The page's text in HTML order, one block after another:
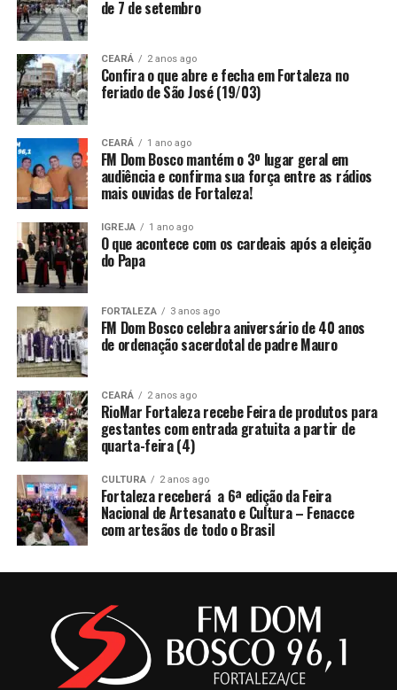
de 7 de setembro
CEARÁ 2 anos ago
Confira o que abre e fecha em Fortaleza no
feriado de São José (19/03)
CEARÁ 1 ano ago
FM Dom Bosco mantém o 3º lugar geral em
audiência e confirma sua força entre as rádios
mais ouvidas de Fortaleza!
IGREJA 1 ano ago
O que acontece com os cardeais após a eleição
do Papa
FORTALEZA 3 anos ago
FM Dom Bosco celebra aniversário de 40 anos
de ordenação sacerdotal de padre Mauro
CEARÁ 2 anos ago
RioMar Fortaleza recebe Feira de produtos para
gestantes com entrada gratuita a partir de
quarta-feira (4)
CULTURA 2 anos ago
Fortaleza receberá a 6ª edição da Feira
Nacional de Artesanato e Cultura – Fenacce
com artesãos de todo o Brasil